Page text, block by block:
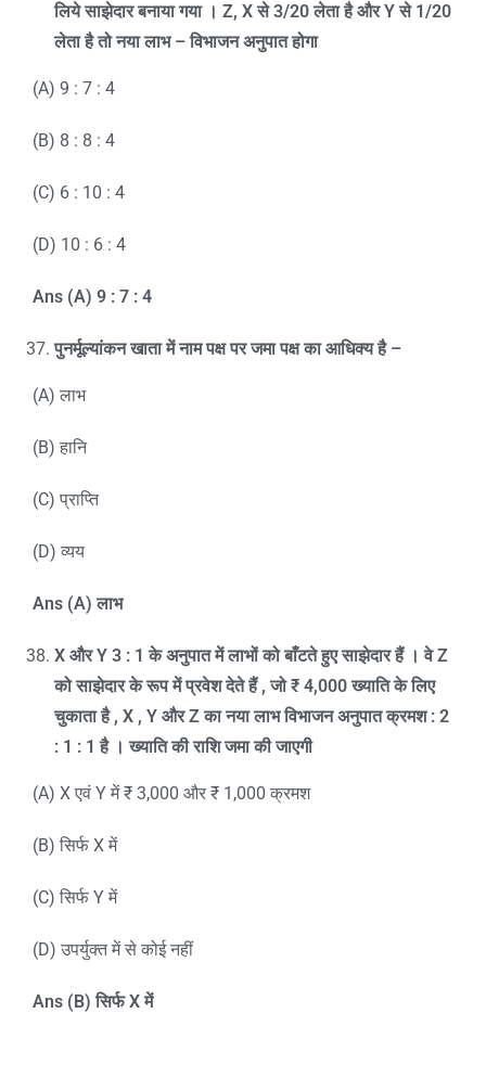
लिये साझेदार बनाया गया । Z, Xसे3/20लेता है औरYसे1/20
लेता है तो नया लाभ – विभाजन अनुपात होगा
(A) 9 : 7 : 4
(B) 8 : 8 : 4
(C) 6 : 10 : 4
(D) 10 : 6 : 4
Ans (A) 9 : 7 : 4
पुनर्मूल्यांकन खाता में नाम पक्ष पर जमा पक्ष का आधिक्य है–
(A) लाभ
(B) हानि
(C) प्राप्ति
(D) व्यय
Ans (A)लाभ
X औरY 3 : 1के अनुपात में लाभों को बाँटते हुए साझेदार हैं । वेZ
को साझेदार के रूप में प्रवेश देते हैं,जो₹ 4,000ख्याति के लिए
चुकाता है, X , Y औरZका नया लाभ विभाजन अनुपात क्रमश : 2
: 1 : 1है । ख्याति की राशि जमा की जाएगी
(A) X एवं Y में ₹ 3,000 और ₹ 1,000 क्रमश
(B) सिर्फ X में
(C) सिर्फ Y में
(D) उपर्युक्त में से कोई नहीं
Ans (B)सिर्फXमें